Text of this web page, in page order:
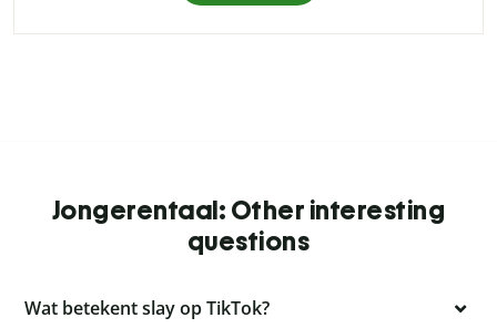
Jongerentaal: Other interesting
questions
Wat betekent slay op TikTok?